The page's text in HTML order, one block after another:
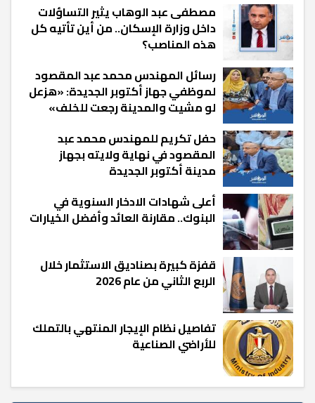
مصطفى عبد الوهاب يثير التساؤلات
داخل وزارة الإسكان.. من أين تأتيه كل
هذه المناصب؟
رسائل المهندس محمد عبد المقصود
لموظفي جهاز أكتوبر الجديدة: «هزعل
لو مشيت والمدينة رجعت للخلف»
حفل تكريم للمهندس محمد عبد
المقصود في نهاية ولايته بجهاز
مدينة أكتوبر الجديدة
أعلى شهادات الادخار السنوية في
البنوك.. مقارنة العائد وأفضل الخيارات
قفزة كبيرة بصناديق الاستثمار خلال
الربع الثاني من عام 2026
تفاصيل نظام الإيجار المنتهي بالتملك
للأراضي الصناعية